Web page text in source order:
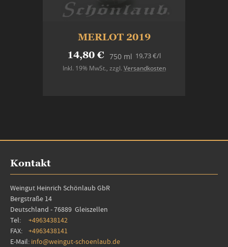
MERLOT 2019
14,80 € 750 ml
Inkl. 19% MwSt., zzgl. Versandkosten
19,73 €/l
Kontakt
Weingut Heinrich Schönlaub GbR
Bergstraße 14
Deutschland - 76889 Gleiszellen
Tel: +4963438142
FAX: +4963438141
E-Mail: info@weingut-schoenlaub.de